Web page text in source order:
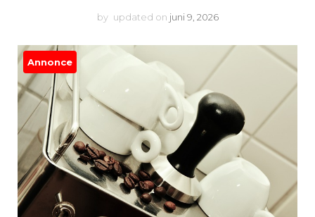
by updated on juni 9, 2026
Annonce